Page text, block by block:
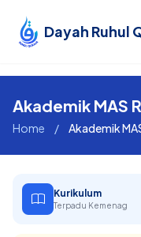
Dayah Ruhul
Akademik MAS
Home / Akademik
Kurikulum
Terpadu Kemenag